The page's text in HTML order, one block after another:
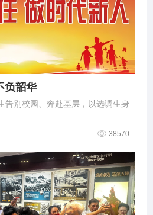
负韶华
告别校园、奔赴基层，以选调生身
38570